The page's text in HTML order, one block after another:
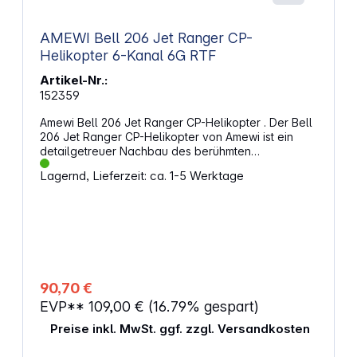
authentisches Sportwagen-Feeling Fahrfertig
aufgebautes Modell inklusive Fernsteuerung und
Akku ACHTUNG!Spielzeug für Kinder unter 3
Jahren nicht geeignet. Erstickungsgefahr wegen
verschluckbarer Kleinteile.
AMEWI Bell 206 Jet Ranger CP-
Helikopter 6-Kanal 6G RTF
Artikel-Nr.:
152359
Amewi Bell 206 Jet Ranger CP-Helikopter . Der Bell
206 Jet Ranger CP-Helikopter von Amewi ist ein
detailgetreuer Nachbau des berühmten
Mehrzweckhubschraubers der US-amerikanischen
Firma Bell Helicopter. Dieses Modell richtet sich
kontrollierte Fluglage. Die automatische Start- und
Lande-Funktion auf Knopfdruck erleichtert den
Einstieg in den Modellflug erheblich. Für zusätzliche
Sicherheit und Orientierung sorgen LED-
Scheinwerfer an der Front sowie eine
Lagernd, Lieferzeit: ca. 1-5 Werktage
90,70 €
EVP** 109,00 € (16.79% gespart)
Preise inkl. MwSt. ggf. zzgl. Versandkosten